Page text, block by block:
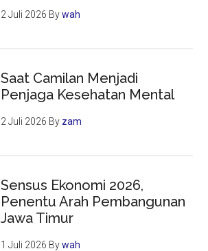
2 Juli 2026 Bywah
Saat Camilan Menjadi
Penjaga Kesehatan Mental
2 Juli 2026 By zam
Sensus Ekonomi 2026,
Penentu Arah Pembangunan
Jawa Timur
1 Juli 2026 Bywah